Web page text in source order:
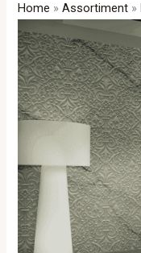
Home »Assortiment »